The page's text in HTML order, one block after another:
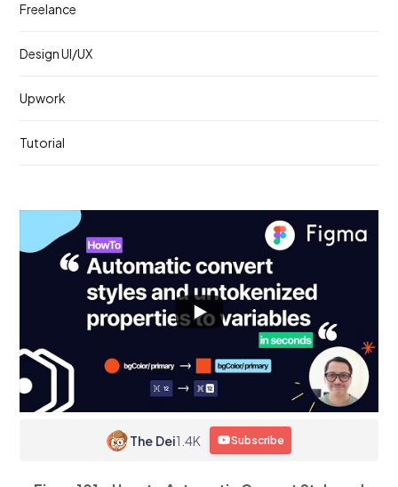
Freelance
Design UI/UX
Upwork
Tutorial
The Dei1.4K Subscribe